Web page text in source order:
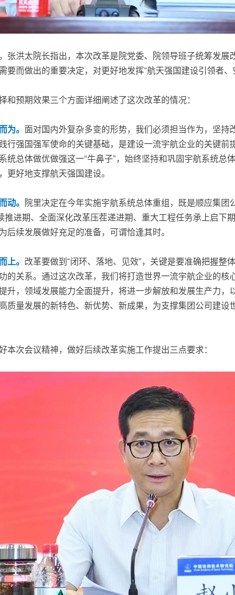
张洪太院长指出，本次改革是院党委、院领导班子统筹发
要而做出的重要决定，对更好地发挥“航天强国建设引领者、
和预期效果三个方面详细阐述了这次改革的情况：
为。 面对国内外复杂多变的形势，我们必须担当作为，坚持
行强国强军使命的关键基础，是建设一流宇航企业的关键
统总体做优做强这一“牛鼻子”，始终坚持和巩固宇航系统
更好地支撑航天强国建设。
动。
院里决定在今年实施宇航系统总体重组，既是顺应集团
推进期、全面深化改革压茬递进期、重大工程任务承上启下
后续发展做好充足的准备，可谓恰逢其时。
上。 改革要做到“闭环、落地、见效”，关键是要准确把握
的关系。通过这次改革，我们将打造世界一流宇航企业的
升，领域发展能力全面提升，将进一步解放和发展生产力
质量发展的新特色、新优势、新成果，为支撑集团公司建
本次会议精神，做好后续改革实施工作提出三点要求：